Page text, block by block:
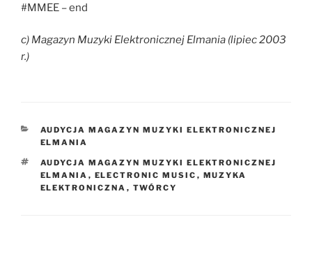
#MMEE – end
c) Magazyn Muzyki Elektronicznej Elmania (lipiec 2003
r.)
KATEGORIE
AUDYCJA MAGAZYN MUZYKI ELEKTRONICZNEJ
ELMANIA
TAGI
AUDYCJA MAGAZYN MUZYKI ELEKTRONICZNEJ
ELMANIA , ELECTRONIC MUSIC , MUZYKA
ELEKTRONICZNA , TWÓRCY